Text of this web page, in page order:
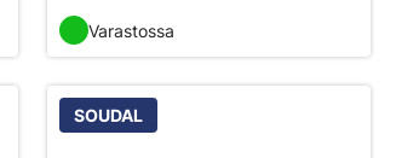
Varastossa
SOUDAL